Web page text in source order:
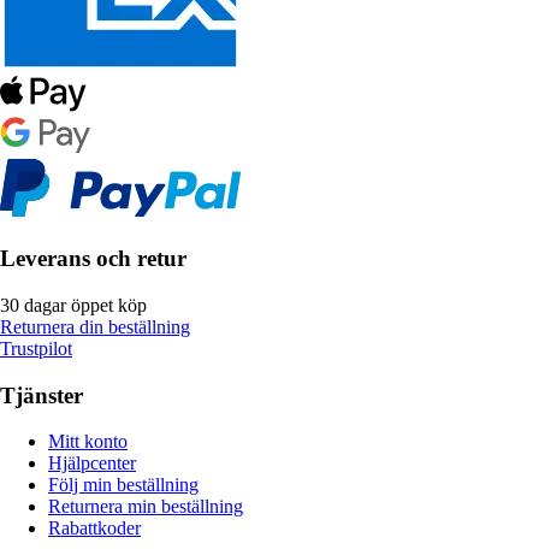
Leverans och retur
30 dagar öppet köp
Returnera din beställning
Trustpilot
Tjänster
Mitt konto
Hjälpcenter
Följ min beställning
Returnera min beställning
Rabattkoder